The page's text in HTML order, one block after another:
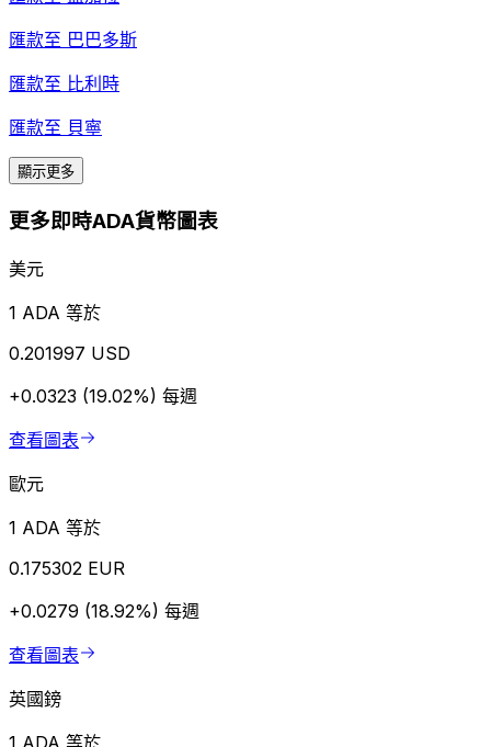
匯款至 巴巴多斯
匯款至 比利時
匯款至 貝寧
顯示更多
更多即時ADA貨幣圖表
美元
1 ADA 等於
0.201997 USD
+0.0323 (19.02%) 每週
查看圖表
歐元
1 ADA 等於
0.175302 EUR
+0.0279 (18.92%) 每週
查看圖表
英國鎊